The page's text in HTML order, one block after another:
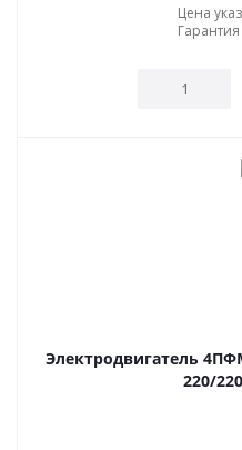
Цена
Электродвигатель
220/